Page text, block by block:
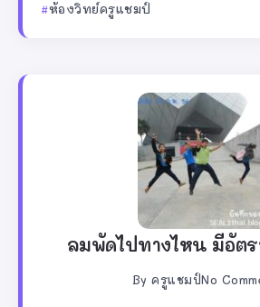
ห้องวิทย์ครูแชมป์
ลมพัดไปทางไหน มีอัตร
By ครูแชมป์No